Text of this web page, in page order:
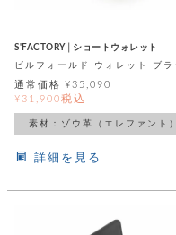
S'FACTORY│ショートウォレット
通常価格 ¥35,090
¥ 31,900税込
素材：ゾウ革（エレファント）
詳細を見る